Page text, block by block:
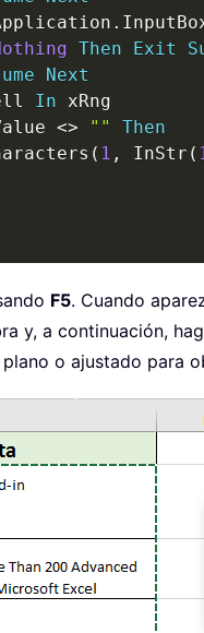
.
Then Exit
Next
In xRng
<> ""
Then
( 1 , InStr (
F5. Cuando
y, a continuación,
o ajustado para